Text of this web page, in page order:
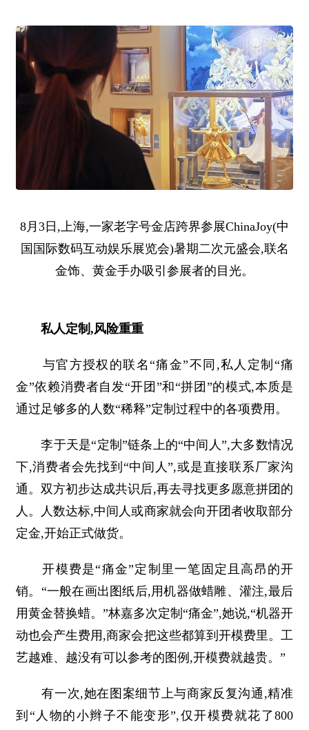
8月3日,上海,一家老字号金店跨界参展ChinaJoy(中
国国际数码互动娱乐展览会)暑期二次元盛会,联名
金饰、黄金手办吸引参展者的目光。
私人定制,风险重重
与官方授权的联名“痛金”不同,私人定制“痛
金”依赖消费者自发“开团”和“拼团”的模式,本质是
通过足够多的人数“稀释”定制过程中的各项费用。
李于天是“定制”链条上的“中间人”,大多数情况
下,消费者会先找到“中间人”,或是直接联系厂家沟
通。双方初步达成共识后,再去寻找更多愿意拼团的
人。人数达标,中间人或商家就会向开团者收取部分
定金,开始正式做货。
开模费是“痛金”定制里一笔固定且高昂的开
销。“一般在画出图纸后,用机器做蜡雕、灌注,最后
用黄金替换蜡。”林嘉多次定制“痛金”,她说,“机器开
动也会产生费用,商家会把这些都算到开模费里。工
艺越难、越没有可以参考的图例,开模费就越贵。”
有一次,她在图案细节上与商家反复沟通,精准
到“人物的小辫子不能变形”,仅开模费就花了800